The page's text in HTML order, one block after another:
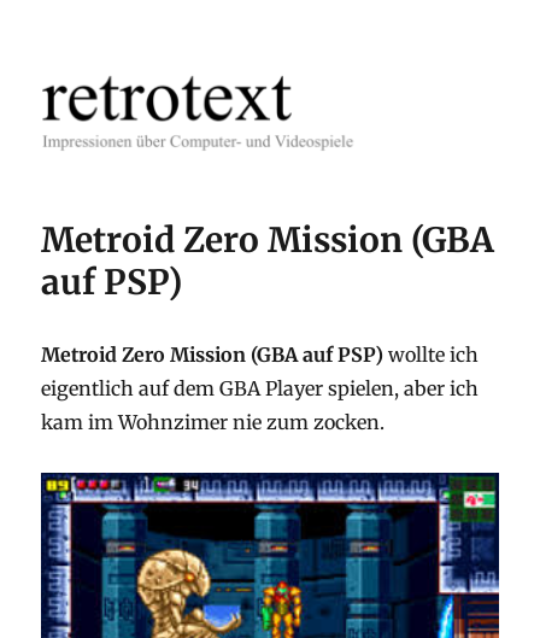
retrotext
Metroid Zero Mission (GBA
auf PSP)
Metroid Zero Mission (GBA auf PSP) wollte ich
eigentlich auf dem GBA Player spielen, aber ich
kam im Wohnzimer nie zum zocken.